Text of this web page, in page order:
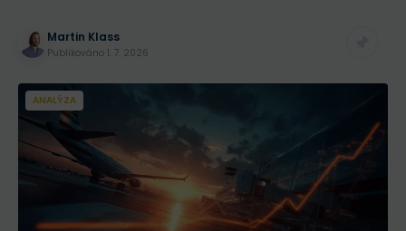
Martin Klass
Publikováno 1. 7. 2026
ANALÝZA